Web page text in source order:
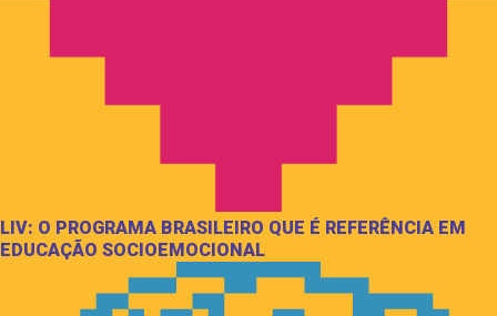
LIV: O PROGRAMA BRASILEIRO QUE É REFERÊNCIA EM
EDUCAÇÃO SOCIOEMOCIONAL